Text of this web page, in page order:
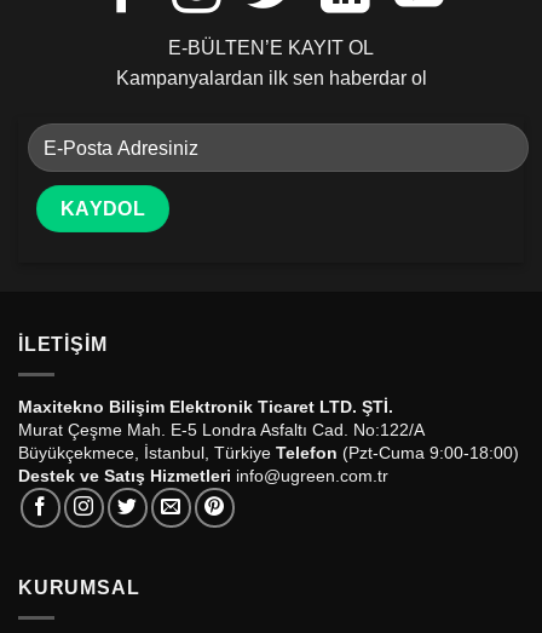
E-BÜLTEN’E KAYIT OL
Kampanyalardan ilk sen haberdar ol
İLETIŞIM
Maxitekno Bilişim Elektronik Ticaret LTD. ŞTİ.
Murat Çeşme Mah. E-5 Londra Asfaltı Cad. No:122/A
Büyükçekmece, İstanbul, Türkiye Telefon (Pzt-Cuma 9:00-18:00)
Destek ve Satış Hizmetleri info@ugreen.com.tr
KURUMSAL